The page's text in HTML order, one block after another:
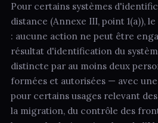
Pour certains systèmes
distance (Annexe III, point 1(a)),
: aucune action ne peut être
résultat d'identification du
distincte par au moins deux
formées et autorisées — avec
pour certains usages relevant
la migration, du contrôle des